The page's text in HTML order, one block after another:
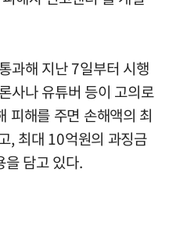
과해 지난 7일부터 시행
사나 유튜버 등이 고의로
피해를 주면 손해액의 최
, 최대 10억원의 과징금
을 담고 있다.